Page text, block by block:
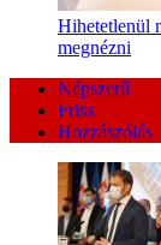
Hihetetlenül
megnézni
Népszerű
Friss
Hozzászólás